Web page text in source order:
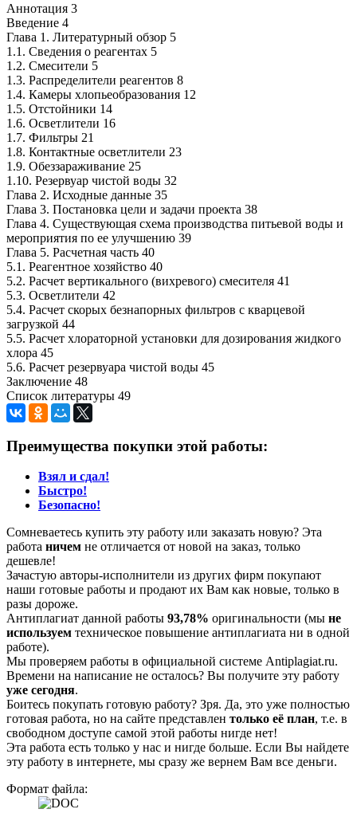
Аннотация 3
Введение 4
Глава 1. Литературный обзор 5
1.1. Сведения о реагентах 5
1.2. Смесители 5
1.3. Распределители реагентов 8
1.4. Камеры хлопьеобразования 12
1.5. Отстойники 14
1.6. Осветлители 16
1.7. Фильтры 21
1.8. Контактные осветлители 23
1.9. Обеззараживание 25
1.10. Резервуар чистой воды 32
Глава 2. Исходные данные 35
Глава 3. Постановка цели и задачи проекта 38
Глава 4. Существующая схема производства питьевой воды и
мероприятия по ее улучшению 39
Глава 5. Расчетная часть 40
5.1. Реагентное хозяйство 40
5.2. Расчет вертикального (вихревого) смесителя 41
5.3. Осветлители 42
5.4. Расчет скорых безнапорных фильтров с кварцевой
загрузкой 44
5.5. Расчет хлораторной установки для дозирования жидкого
хлора 45
5.6. Расчет резервуара чистой воды 45
Заключение 48
Список литературы 49
Преимущества покупки этой работы:
Взял и сдал!
Быстро!
Безопасно!
Сомневаетесь купить эту работу или заказать новую? Эта
работа ничем не отличается от новой на заказ, только
дешевле!
Зачастую авторы-исполнители из других фирм покупают
наши готовые работы и продают их Вам как новые, только в
разы дороже.
Антиплагиат данной работы 93,78% оригинальности (мы не
используем техническое повышение антиплагиата ни в одной
работе).
Мы проверяем работы в официальной системе Аntiplagiat.ru.
Времени на написание не осталось? Вы получите эту работу
уже сегодня.
Боитесь покупать готовую работу? Зря. Да, это уже полностью
готовая работа, но на сайте представлен только её план, т.е. в
свободном доступе самой этой работы нигде нет!
Эта работа есть только у нас и нигде больше. Если Вы найдете
эту работу в интернете, мы сразу же вернем Вам все деньги.
Формат файла: